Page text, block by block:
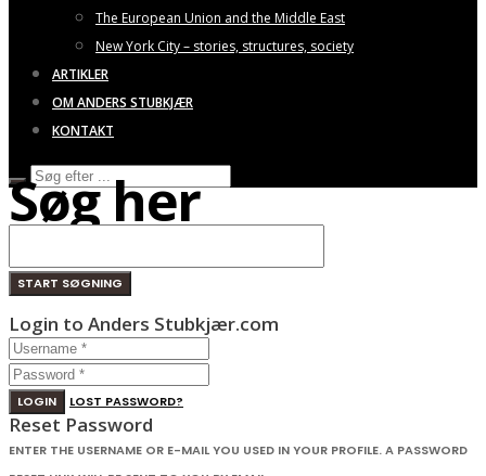
The European Union and the Middle East
New York City – stories, structures, society
ARTIKLER
OM ANDERS STUBKJÆR
KONTAKT
Søg her
Login to Anders Stubkjær.com
LOGIN LOST PASSWORD?
Reset Password
ENTER THE USERNAME OR E-MAIL YOU USED IN YOUR PROFILE. A PASSWORD